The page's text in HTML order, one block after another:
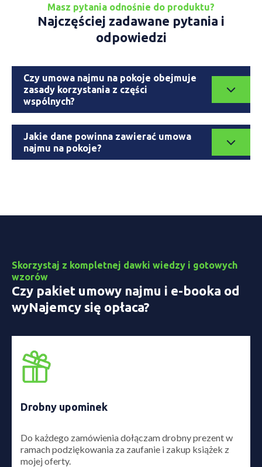
Masz pytania odnośnie do produktu?
Najczęściej zadawane pytania i
odpowiedzi
Czy umowa najmu na pokoje obejmuje
zasady korzystania z części
wspólnych?
Jakie dane powinna zawierać umowa
najmu na pokoje?
Skorzystaj z kompletnej dawki wiedzy i gotowych
wzorów
Czy pakiet umowy najmu i e-booka od
wyNajemcy się opłaca?
Drobny upominek
Do każdego zamówienia dołączam drobny prezent w
ramach podziękowania za zaufanie i zakup książek z
mojej oferty.